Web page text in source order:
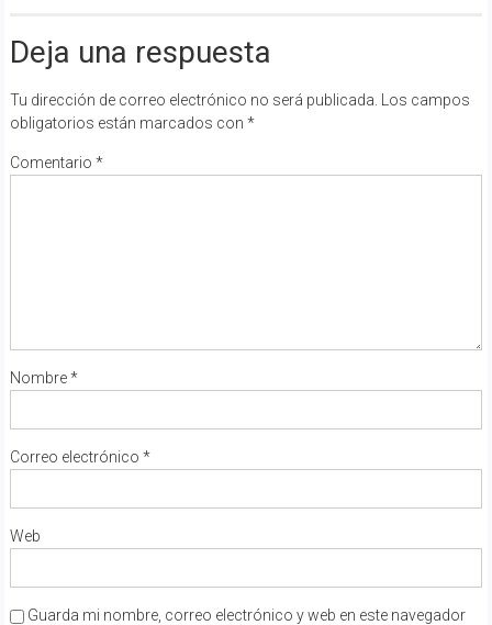
Deja una respuesta
Tu dirección de correo electrónico no será publicada.
Los campos
obligatorios están marcados con *
Comentario *
Nombre*
Correo electrónico *
Web
Guarda mi nombre, correo electrónico y web en este navegador